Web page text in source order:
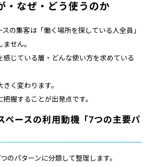
なぜ・どう使うのか
の集客は「働く場所を探している人全員」
せん。
感じている層・どんな使い方を求めている
く変わります。
握することが出発点です。
ペースの利用動機「7つの主要パ
のパターンに分類して整理します。